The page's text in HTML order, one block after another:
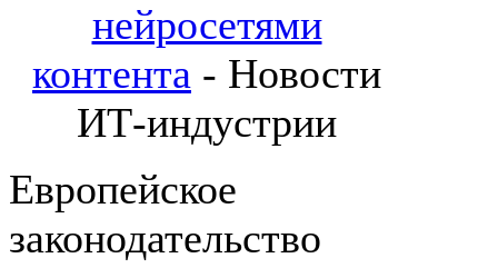
нейросетями
контента - Новости
ИТ-индустрии
Европейское
законодательство